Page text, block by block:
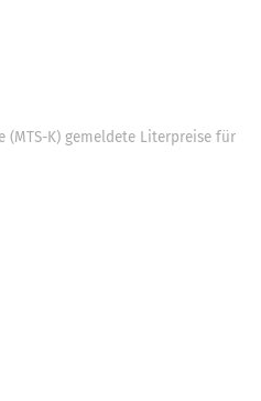
K) gemeldete Literpreise für